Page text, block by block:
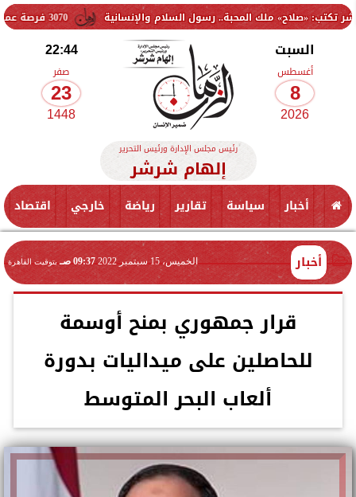
3070 فرصة عمل جديدة بالقطاع الخاص.. وظائف برواتب تصل إلى 9500 جنيه ملك المحبة.. رسول السلام والإنسانية
السبت
أغسطس
8
2026
22:44
صفر
23
1448
رئيس مجلس الإدارة ورئيس التحرير
إلهام شرشر
أخبار سياسة تقارير رياضة خارجي اقتصاد
أخبار الخميس، 15 سبتمبر 2022 09:37 صـ بتوقيت القاهرة
قرار جمهوري بمنح أوسمة
للحاصلين على ميداليات بدورة
ألعاب البحر المتوسط